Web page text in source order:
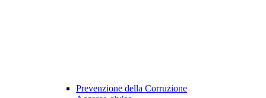
Prevenzione della Corruzione